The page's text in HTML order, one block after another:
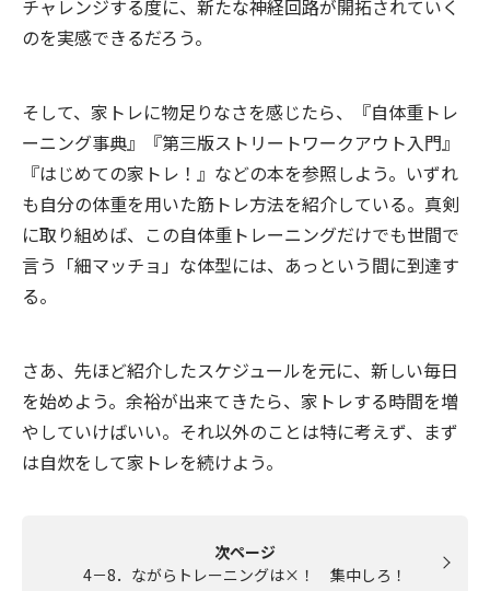
チャレンジする度に、新たな神経回路が開拓されていく
のを実感できるだろう。
そして、家トレに物足りなさを感じたら、『自体重トレ
ーニング事典』『第三版ストリートワークアウト入門』
『はじめての家トレ！』などの本を参照しよう。いずれ
も自分の体重を用いた筋トレ方法を紹介している。真剣
に取り組めば、この自体重トレーニングだけでも世間で
言う「細マッチョ」な体型には、あっという間に到達す
る。
さあ、先ほど紹介したスケジュールを元に、新しい毎日
を始めよう。余裕が出来てきたら、家トレする時間を増
やしていけばいい。それ以外のことは特に考えず、まず
は自炊をして家トレを続けよう。
次ページ
4－8．ながらトレーニングは×！ 集中しろ！